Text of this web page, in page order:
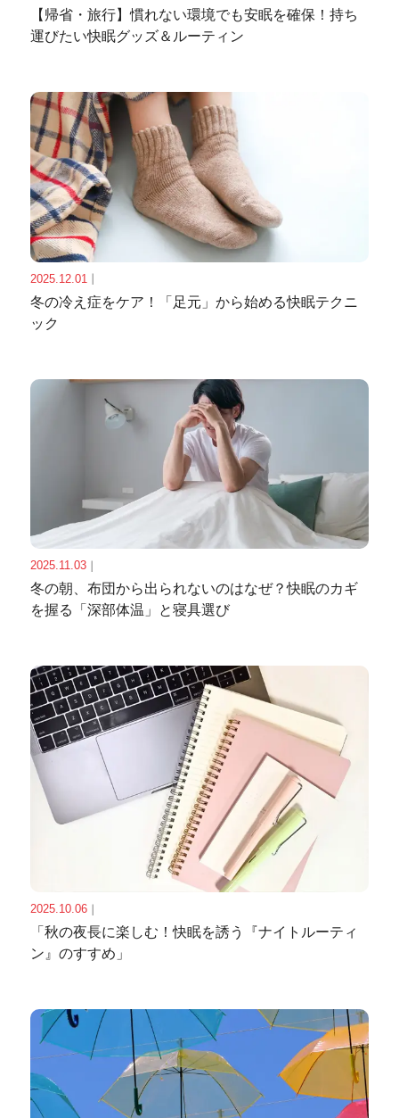
【帰省・旅行】慣れない環境でも安眠を確保！持ち
運びたい快眠グッズ＆ルーティン
2025.12.01
冬の冷え症をケア！「足元」から始める快眠テクニ
ック
2025.11.03｜
冬の朝、布団から出られないのはなぜ？快眠のカギ
を握る「深部体温」と寝具選び
2025.10.06｜
「秋の夜長に楽しむ！快眠を誘う『ナイトルーティ
ン』のすすめ」